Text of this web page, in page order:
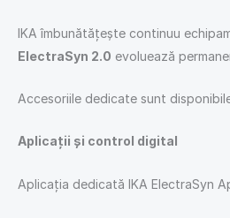
IKA îmbunătățește continuu
ElectraSyn 2.0 evoluează
Accesoriile dedicate sunt
Aplicații și control digital
Aplicația dedicată IKA ElectraSyn